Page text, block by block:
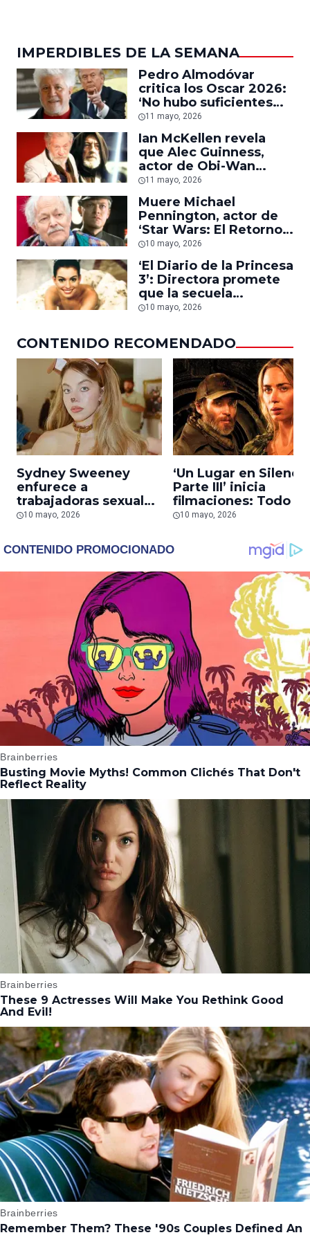
IMPERDIBLES DE LA SEMANA
Pedro Almodóvar
critica los Oscar 2026:
‘No hubo suficientes
protestas contra la
guerra en Gaza o
contra Donald Trump’
11 mayo, 2026
Ian McKellen revela
que Alec Guinness,
actor de Obi-Wan
Kenobi, le sugirió no
hablar sobre derechos
gay porque ‘es
impropio en un actor’
11 mayo, 2026
Muere Michael
Pennington, actor de
‘Star Wars: El Retorno
del Jedi’, a los 82 años
10 mayo, 2026
‘El Diario de la Princesa
3’: Directora promete
que la secuela
mostrará ‘todo el
Thermopolis
10 mayo, 2026
CONTENIDO RECOMENDADO
Sydney Sweeney
enfurece a
trabajadoras sexuales
de OnlyFans por
en ‘Euphoria’
10 mayo, 2026
‘Un Lugar en
Parte III’ inicia
filmaciones: Todo lo
que sabemos sobre
Murphy y Emily
10 mayo, 2026